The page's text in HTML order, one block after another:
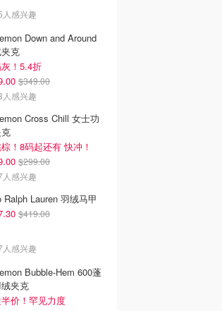
感兴趣
Down and Around
克
！5.4折
$349.00
感兴趣
Cross Chill 女士功
！8码起还有 快冲！
$299.00
人感兴趣
Ralph Lauren 羽绒马甲
$419.00
人感兴趣
Bubble-Hem 600蓬
夹克
价！罕见力度